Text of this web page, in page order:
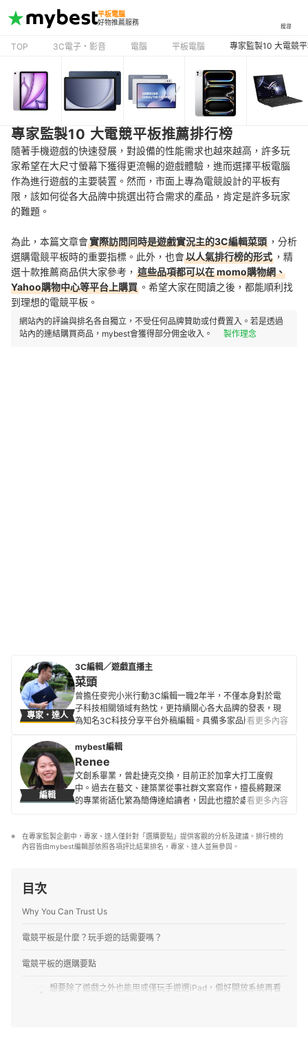
平板電腦
好物推薦服務
搜尋
TOP 3C電子・影音 電腦 平板電腦 專家監製10 大電競
專家監製10 大電競平板推薦排行榜
隨著手機遊戲的快速發展，對設備的性能需求也越來越高，許多玩
家希望在大尺寸螢幕下獲得更流暢的遊戲體驗，進而選擇平板電腦
作為進行遊戲的主要裝置。然而， 市面上專為電競設計的平板有
限 ，該如何從各大品牌中挑選出符合需求的產品，肯定是許多玩家
的難題。
為此，本篇文章會實際訪問同時是遊戲實況主的3C編輯菜頭 ，分析
選購電競平板時的重要指標。此外，也會以人氣排行榜的形式 ，精
選十款推薦商品供大家參考， 這些品項都可以在 momo購物網、
Yahoo購物中心等平台上購買 。希望大家在閱讀之後，都能順利找
到理想的電競平板。
網站內的評論與排名各自獨立，不受任何品牌贊助或付費置入。若是透過
站內的連結購買商品，mybest會獲得部分佣金收入。
製作理念
專家・達人
3C編輯／遊戲直播主
菜頭
曾擔任麥兜小米行動3C編輯一職2年半，不僅本身對於電
子科技相關領域有熱忱，更持續關心各大品牌的發表，現
為知名3C科技分享平台外稿編輯。具備多家品牌及多樣3C
等商品的最新潮流與性能設計，致力於提供更貼近使用者
需求的專業指引。
菜頭的簡介
看更多內容
編輯
mybest編輯
Renee
文創系畢業，曾赴捷克交換，目前正於加拿大打工度假
中。過去在藝文、建築業從事社群文案寫作，擅長將艱深
的專業術語化繁為簡傳達給讀者，因此也擅於處理電子
薦好物，希望人人都能朝向自己的理想生活邁進。
Renee的簡介
看更多內容
在專家監製企劃中，專家、達人僅針對「選購要點」提供客觀的分析及建議。排行榜的
內容皆由mybest編輯部依照各項評比結果排名，專家、達人並無參與。
目次
Why You Can Trust Us
電競平板是什麼？玩手遊的話需要嗎？
電競平板的選購要點
1
想要除了遊戲之外也能用或僅玩手遊選iPad，偏好開放系統再看